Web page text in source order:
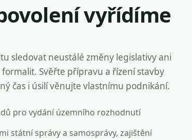
vyřídíme
sledovat neustálé změny legislativy ani
Svěřte přípravu a řízení stavby
čas i úsilí věnujte vlastnímu podnikání.
pro vydání územního rozhodnutí
státní správy a samosprávy, zajištění